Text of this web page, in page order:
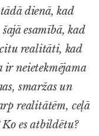
dienā, kad
esamībā, kad
realitāti, kad
ir neietekmējama
smaržas un
realitātēm, ceļā
es atbildētu?